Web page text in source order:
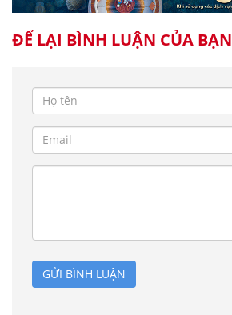
ĐỂ LẠI BÌNH LUẬN CỦA BẠN
GỬI BÌNH LUẬN